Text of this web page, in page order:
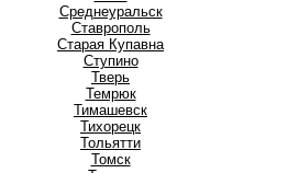
Среднеуральск
Ставрополь
Старая Купавна
Ступино
Тверь
Темрюк
Тимашевск
Тихорецк
Тольятти
Томск